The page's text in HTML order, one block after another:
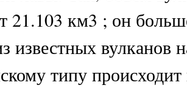
21.103 км3 ; он
известных вулканов
типу